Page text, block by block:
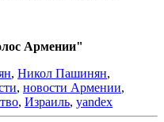
Армении"
, Никол Пашинян,
, новости Армении,
, Израиль, yandex